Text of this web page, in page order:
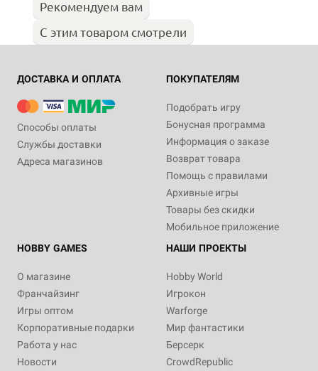
Рекомендуем вам
С этим товаром смотрели
ДОСТАВКА И ОПЛАТА
Способы оплаты
Службы доставки
Адреса магазинов
ПОКУПАТЕЛЯМ
Подобрать игру
Бонусная программа
Информация о заказе
Возврат товара
Помощь с правилами
Архивные игры
Товары без скидки
Мобильное приложение
HOBBY GAMES
О магазине
Франчайзинг
Игры оптом
Корпоративные подарки
Работа у нас
Новости
НАШИ ПРОЕКТЫ
Hobby World
Игрокон
Warforge
Мир фантастики
Берсерк
CrowdRepublic